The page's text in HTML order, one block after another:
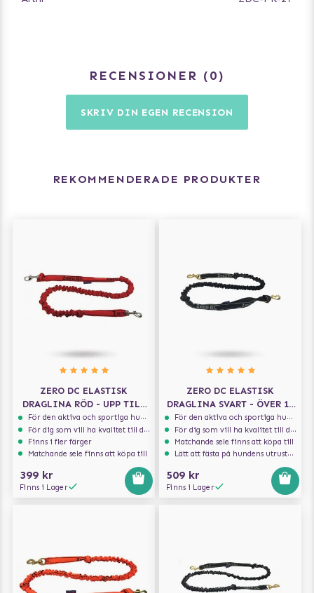
RECENSIONER 0
SKRIV DIN EGEN RECENSION
REKOMMENDERADE PRODUKTER
ZERO DC ELASTISK
DRAGLINA RÖD - UPP TILL
10 KG - 2.7 M
För den aktiva och sportiga hunden
För dig som vill ha kvalitet till din hund!
Finns i fler färger
Matchande sele finns att köpa till
399 kr
Finns i Lager
ZERO DC ELASTISK
DRAGLINA SVART - ÖVER 10
KG - 1.9 M
För den aktiva och sportiga hunden
För dig som vill ha kvalitet till din hund!
Matchande sele finns att köpa till
Lätt att fästa på hundens utrustning
509 kr
Finns i Lager